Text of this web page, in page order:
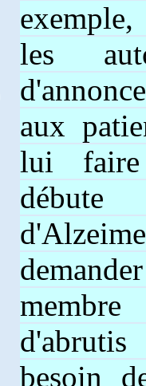
les
aux
lui faire
besoin